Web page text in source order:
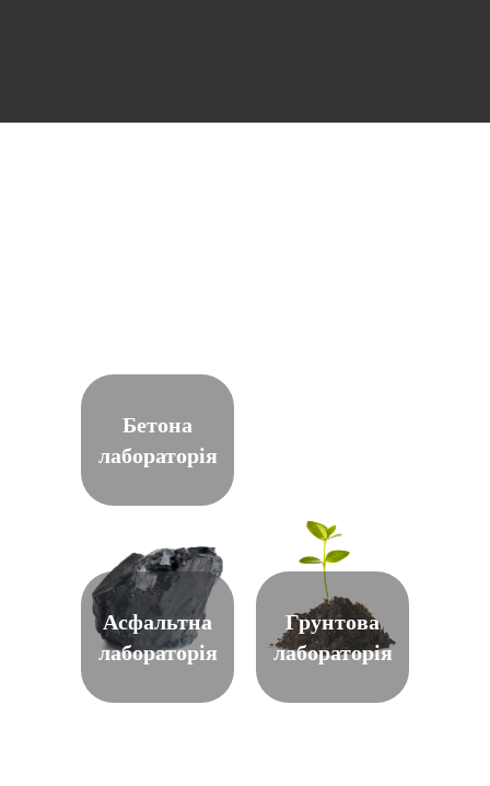
Бетона
лабораторія
Асфальтна
лабораторія
Грунтова
лабораторія